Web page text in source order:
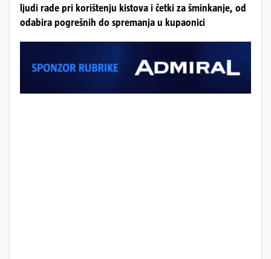
ljudi rade pri korištenju kistova i četki za šminkanje, od
odabira pogrešnih do spremanja u kupaonici